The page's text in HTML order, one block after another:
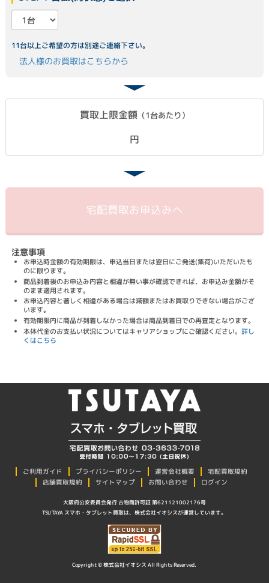
11台以上ご希望の方は別途ご連絡下さい。
法人様のお買取はこちらから
買取上限金額 （1台あたり）
円
宅配買取お申込みへ
注意事項
お申込時金額の有効期限は、申込当日または翌日にご発送(集荷)いただいたも
のに限ります。
商品到着後のお申込み内容と相違が無い事が確認できれば、お申込み金額がそ
のまま適用されます。
お申込内容と著しく相違がある場合は減額またはお買取りできない場合がござ
います。
有効期限内に商品が到着しなかった場合は商品到着日での再査定となります。
本体代金のお支払い状況についてはキャリアショップにご確認ください。詳し
くはこちら
ご利用ガイド プライバシーポリシー 運営会社概要
宅配買取規約
店舗買取規約
サイトマップ お問い合わせ ログイン
大阪府公安委員会発行 古物商許可証 第621121002176号
TSUTAYA スマホ・タブレット買取は、株式会社イオシスが運営しています。
Copyright © 株式会社イオシス All Rights Reserved.